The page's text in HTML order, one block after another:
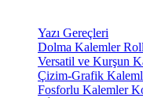
Yazı Gereçleri
Dolma Kalemler
Versatil ve Kurşun
Çizim-Grafik
Fosforlu Kalemler